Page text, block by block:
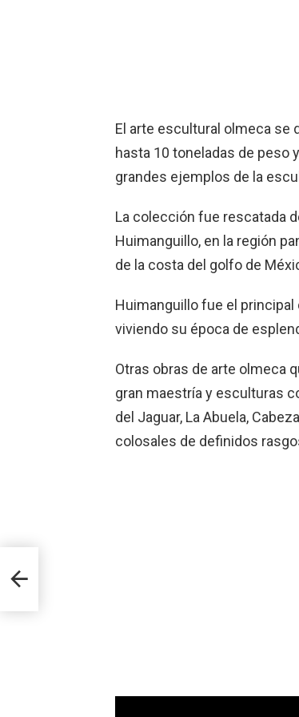
El arte escultural olmeca se
hasta 10 toneladas de peso
grandes ejemplos de la
La colección fue rescatada
Huimanguillo, en la región
de la costa del golfo de
Huimanguillo fue el
viviendo su época de
Otras obras de arte olmeca
gran maestría y esculturas
del Jaguar, La Abuela,
colosales de definidos